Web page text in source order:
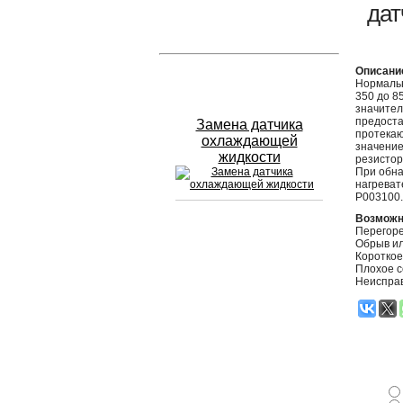
Замена датчика
охлаждающей
жидкости
350 до
При
P003100.
Обрыв
Плохое